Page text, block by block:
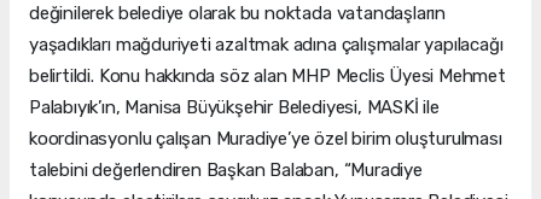
değinilerek belediye olarak bu noktada vatandaşların
yaşadıkları mağduriyeti azaltmak adına çalışmalar yapılacağı
belirtildi. Konu hakkında söz alan MHP Meclis Üyesi Mehmet
Palabıyık’ın, Manisa Büyükşehir Belediyesi, MASKİ ile
koordinasyonlu çalışan Muradiye’ye özel birim oluşturulması
talebini değerlendiren Başkan Balaban, “Muradiye